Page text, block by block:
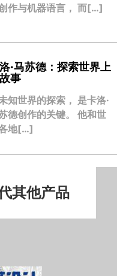
作与机器语言， 而[…]
·马苏德：探索世界上
事
知世界的探索， 是卡洛·
德创作的关键。 他和世
地[…]
其他产品